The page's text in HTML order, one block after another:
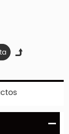
calidad, ha
(hx-